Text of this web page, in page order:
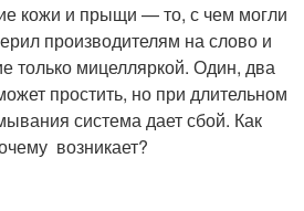
кожи и прыщи — то, с чем могли
производителям на слово и
только мицелляркой. Один, два
простить, но при длительном
система дает сбой. Как
возникает?